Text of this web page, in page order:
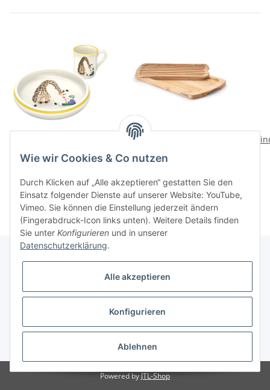
Kind
79,00 CHF*
69,40 CHF
Gesetzliche Informationen
* Alle Preise inkl. gesetzlicher USt., zzgl.Versand
Powered byJTL-Shop
Wie wir Cookies & Co nutzen
Durch Klicken auf „Alle akzeptieren“ gestatten Sie den
Einsatz folgender Dienste auf unserer Website: YouTube,
Vimeo. Sie können die Einstellung jederzeit ändern
(Fingerabdruck-Icon links unten). Weitere Details finden
Sie unter Konfigurieren und in unserer
Datenschutzerklärung.
Alle akzeptieren
Konfigurieren
Ablehnen